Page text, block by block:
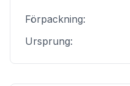
Förpackning:
Ursprung: